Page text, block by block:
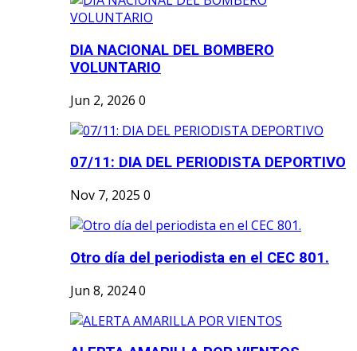
DIA NACIONAL DEL BOMBERO
VOLUNTARIO
Jun 2, 2026 0
07/11: DIA DEL PERIODISTA DEPORTIVO
Nov 7, 2025 0
Otro día del periodista en el CEC 801.
Jun 8, 20240